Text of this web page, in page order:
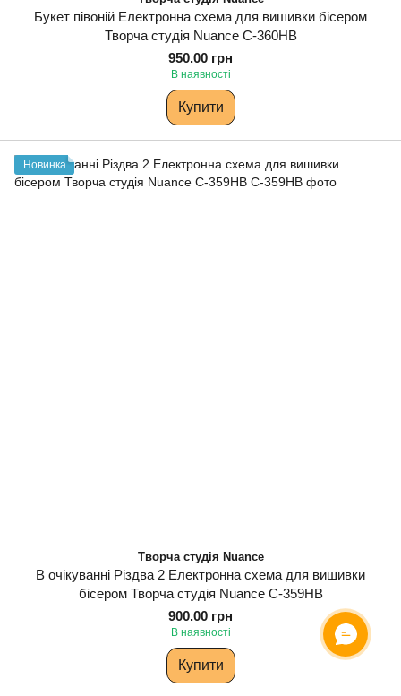
Букет півоній Електронна схема для вишивки бісером
Творча студія Nuance С-360НВ
950.00 грн
В наявності
Купити
Новинка
Творча студія Nuance
В очікуванні Різдва 2 Електронна схема для вишивки
бісером Творча студія Nuance С-359НВ
900.00 грн
В наявності
Купити